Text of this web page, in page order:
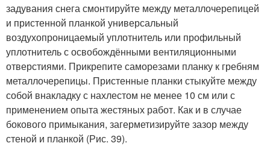
задувания снега смонтируйте между металлочерепицей
и пристенной планкой универсальный
воздухопроницаемый уплотнитель или профильный
уплотнитель с освобождёнными вентиляционными
отверстиями. Прикрепите саморезами планку к гребням
металлочере­пицы. Пристенные планки стыкуйте меж­ду
собой внакладку с нахлестом не менее 10 см или с
применением опыта жестяных работ. Как и в случае
бокового примыкания, загерметизируйте зазор между
стеной и планкой (Рис. 39).